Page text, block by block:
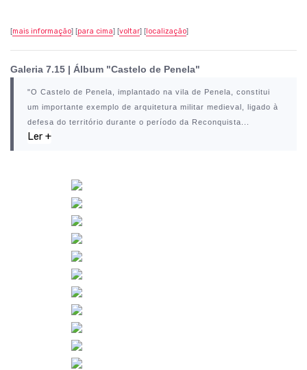
[mais informação] [para cima] [voltar] [localização]
Galeria 7.15 | Álbum "Castelo de Penela"
"O Castelo de Penela , implantado na vila de Penela , constitui
um importante exemplo de arquitetura militar medieval, ligado à
defesa do território durante o período da Reconquista...
Ler +